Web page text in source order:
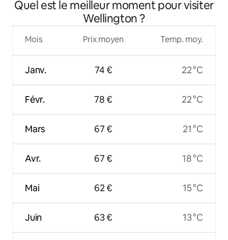
Quel est le meilleur moment pour visiter
Wellington ?
Mois
Janv.
Févr.
Mars
Avr.
Mai
Juin
Prix moyen
74 €
78 €
67 €
67 €
62 €
63 €
Temp. moy.
22 °C
22 °C
21 °C
18 °C
15 °C
13 °C